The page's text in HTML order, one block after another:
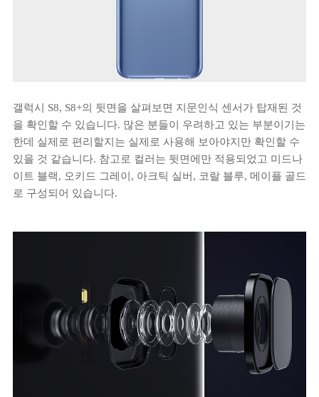
갤럭시 S8, S8+의 뒷면을 살펴보면 지문인식 센서가 탑재된 것
을 확인할 수 있습니다. 많은 분들이 우려하고 있는 부분이기는
한데 실제로 편리할지는 실제로 사용해 보아야지만 확인할 수
있을 것 같습니다. 참고로 컬러는 뒷면에만 적용되었고 미드나
이트 블랙, 오키드 그레이, 아크틱 실버, 코랄 블루, 메이플 골드
로 구성되어 있습니다.